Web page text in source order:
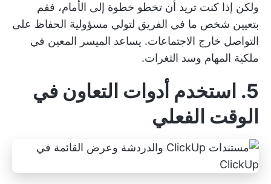
ولكن إذا كنت تريد أن تخطو خطوة إلى الأمام، فقم
بتعيين شخص ما في الفريق لتولي مسؤولية الحفاظ على
التواصل خارج الاجتماعات. يساعد الميسر المعين في
ملكية المهام وسد الثغرات.
5. استخدم أدوات التعاون في
الوقت الفعلي